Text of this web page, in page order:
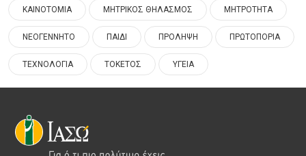
ΚΑΙΝΟΤΟΜΙΑ ΜΗΤΡΙΚΟΣ ΘΗΛΑΣΜΟΣ ΜΗΤΡΟΤΗΤΑ
ΝΕΟΓΕΝΝΗΤΟ ΠΑΙΔΙ ΠΡΟΛΗΨΗ ΠΡΩΤΟΠΟΡΙΑ
ΤΕΧΝΟΛΟΓΙΑ ΤΟΚΕΤΟΣ ΥΓΕΙΑ